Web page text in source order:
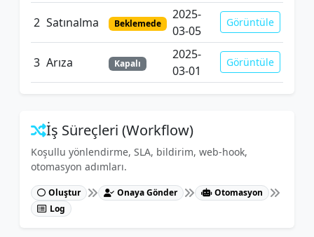
2 Satınalma Beklemede
2025-
03-05
Görüntüle
3 Arıza Kapalı
2025-
03-01
Görüntüle
İş Süreçleri (Workflow)
Koşullu yönlendirme, SLA, bildirim, web-hook,
otomasyon adımları.
Oluştur Onaya Gönder
Otomasyon
Log